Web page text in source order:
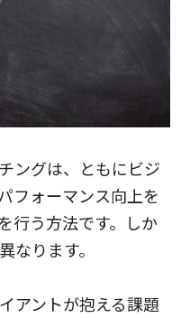
ングは、ともにビジ
フォーマンス向上を
行う方法です。しか
なります。
アントが抱える課題